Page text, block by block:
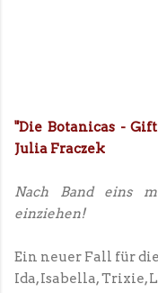
"Die Botanicas -
Julia Fraczek
Nach Band eins
einziehen!
Ein neuer Fall für
Ida, Isabella,